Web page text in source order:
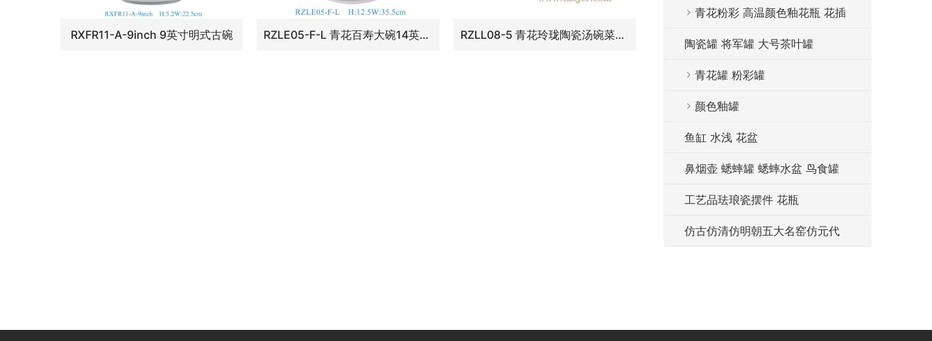
RXFR11-A-9inch 9英寸明式古碗 RZLE05-F-L 青花百寿大碗14英寸碗大号 RZLL08-5 青花玲珑陶瓷汤碗菜碗餐具家居用瓷
青花粉彩 高温颜色釉花瓶 花插
陶瓷罐 将军罐 大号茶叶罐
青花罐 粉彩罐
颜色釉罐
鱼缸 水浅 花盆
鼻烟壶 蟋蟀罐 蟋蟀水盆 鸟食罐
工艺品珐琅瓷摆件 花瓶
仿古仿清仿明朝五大名窑仿元代